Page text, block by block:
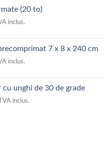
prețuri:
24,00 lei
74,00 lei
(20 to)
inclus.
7 x 8 x 240 cm
inclus.
unghi de 30 de grade
inclus.